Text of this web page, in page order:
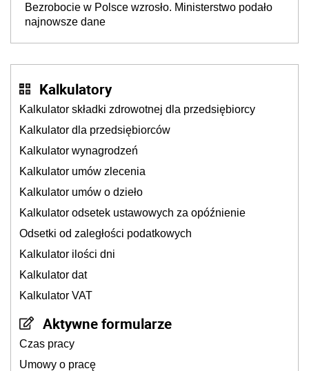
Bezrobocie w Polsce wzrosło. Ministerstwo podało
najnowsze dane
Kalkulatory
Kalkulator składki zdrowotnej dla przedsiębiorcy
Kalkulator dla przedsiębiorców
Kalkulator wynagrodzeń
Kalkulator umów zlecenia
Kalkulator umów o dzieło
Kalkulator odsetek ustawowych za opóźnienie
Odsetki od zaległości podatkowych
Kalkulator ilości dni
Kalkulator dat
Kalkulator VAT
Aktywne formularze
Czas pracy
Umowy o pracę